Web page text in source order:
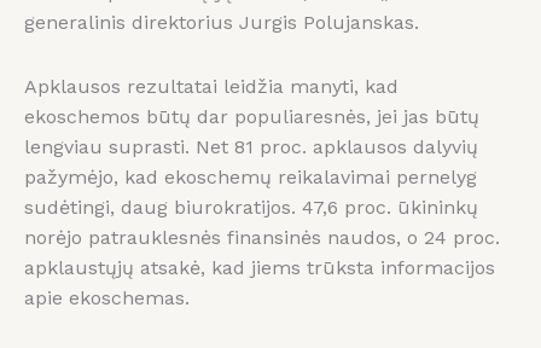
generalinis direktorius Jurgis Polujanskas.
Apklausos rezultatai leidžia manyti, kad
ekoschemos būtų dar populiaresnės, jei jas būtų
lengviau suprasti. Net 81 proc. apklausos dalyvių
pažymėjo, kad ekoschemų reikalavimai pernelyg
sudėtingi, daug biurokratijos. 47,6 proc. ūkininkų
norėjo patrauklesnės finansinės naudos, o 24 proc.
apklaustųjų atsakė, kad jiems trūksta informacijos
apie ekoschemas.